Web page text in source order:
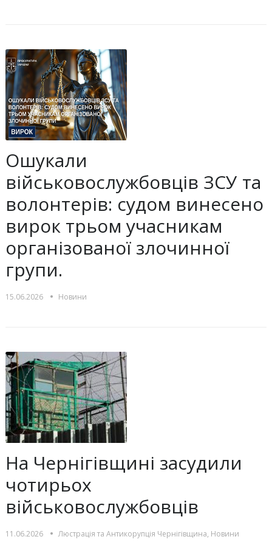
Ошукали
військовослужбовців ЗСУ та
волонтерів: судом винесено
вирок трьом учасникам
організованої злочинної
групи.
15.06.2026 • Новини
На Чернігівщині засудили
чотирьох
військовослужбовців
11.06.2026 • Люстрацiя та Антикорупцiя Чернігівщина, Новини